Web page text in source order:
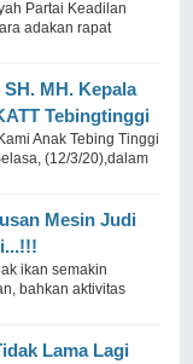
Partai Keadilan
adakan rapat
MH. Kepala
Tebingtinggi
Anak Tebing Tinggi
(12/3/20),dalam
Mesin Judi
ikan semakin
bahkan aktivitas
Lama Lagi